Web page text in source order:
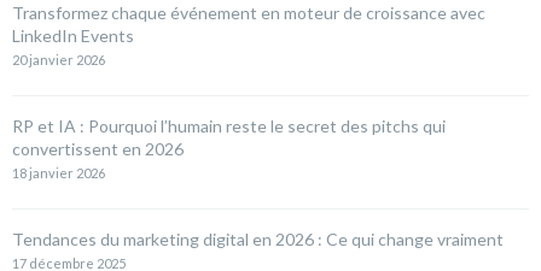
Transformez chaque événement en moteur de croissance avec
LinkedIn Events
20 janvier 2026
RP et IA : Pourquoi l’humain reste le secret des pitchs qui
convertissent en 2026
18 janvier 2026
Tendances du marketing digital en 2026 : Ce qui change vraiment
17 décembre 2025